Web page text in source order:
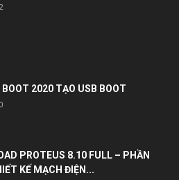
2020 TẠO USB BOOT
PROTEUS 8.10 FULL – PHẦN
KẾ MẠCH ĐIỆN...